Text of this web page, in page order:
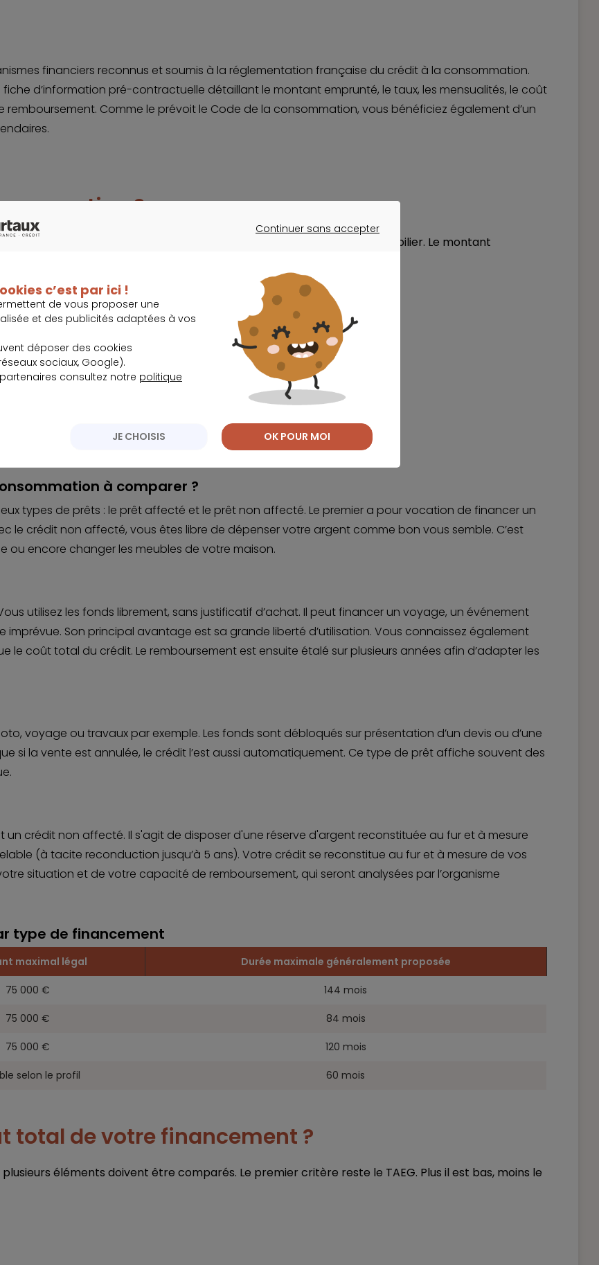
financiers reconnus et soumis à la réglementation française du crédit à la consommation.
d’information pré-contractuelle détaillant le montant emprunté, le taux, les mensualités, le coût
Comme le prévoit le Code de la consommation, vous bénéficiez également d’un
?
particulier pour financer des dépenses personnelles hors achat immobilier. Le montant
une durée de remboursement supérieure à 3 mois.
à comparer ?
types de prêts : le prêt affecté et le prêt non affecté. Le premier a pour vocation de financer un
le crédit non affecté, vous êtes libre de dépenser votre argent comme bon vous semble. C’est
ou encore changer les meubles de votre maison.
utilisez les fonds librement, sans justificatif d’achat. Il peut financer un voyage, un événement
Son principal avantage est sa grande liberté d’utilisation. Vous connaissez également
le coût total du crédit. Le remboursement est ensuite étalé sur plusieurs années afin d’adapter les
voyage ou travaux par exemple. Les fonds sont débloqués sur présentation d’un devis ou d’une
si la vente est annulée, le crédit l’est aussi automatiquement. Ce type de prêt affiche souvent des
un crédit non affecté. Il s'agit de disposer d'une réserve d'argent reconstituée au fur et à mesure
(à tacite reconduction jusqu’à 5 ans). Votre crédit se reconstitue au fur et à mesure de vos
situation et de votre capacité de remboursement, qui seront analysées par l’organisme
type de financement
maximal légal Durée maximale généralement proposée
75 000 € 144 mois
75 000 € 84 mois
75 000 € 120 mois
selon le profil 60 mois
total de votre financement ?
éléments doivent être comparés. Le premier critère reste le TAEG. Plus il est bas, moins le
Continuer sans accepter
c’est par ici !
de vous proposer une
et des publicités adaptées à vos
déposer des cookies
sociaux, Google).
consultez notre politique
JE CHOISIS OK POUR MOI